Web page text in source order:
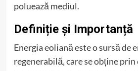
poluează mediul.
Definiție și Importanță
Energia eoliană este o sursă de
regenerabilă, care se obține